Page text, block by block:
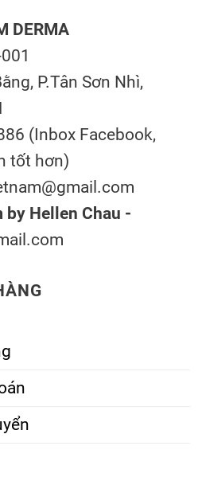
DERMA
P.Tân Sơn Nhì,
(Inbox Facebook,
tốt hơn)
by Hellen Chau -